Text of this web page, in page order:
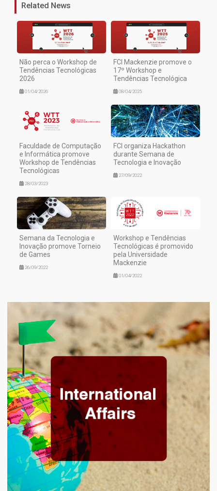
Related News
Não perca o Workshop de
Tendências Tecnológicas
2026
01/04/2026
FCI Mackenzie promove o
17º Workshop e
Tendências Tecnológica
08/04/2025
Faculdade de Computação
e Informática promove
Workshop de Tendências
Tecnológicas
28/03/2023
FCI organiza Hackathon
durante Semana de
Tecnologia e Inovação
27/09/2022
Semana da Tecnologia e
Inovação promove Torneio
de Games
26/09/2022
Workshop e Tendências
Tecnológicas é promovido
pela Universidade
Mackenzie
01/04/2022